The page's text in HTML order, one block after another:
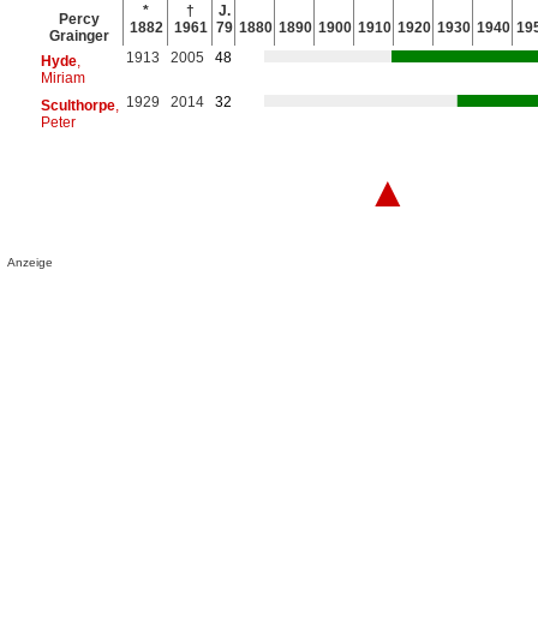
Percy
Grainger
*
1882
†
1961
J.
79 1880 1890 1900 1910 1920 1930 1940
Hyde,
Miriam
1913 2005 48
Sculthorpe,
Peter
1929 2014 32
▲
Anzeige